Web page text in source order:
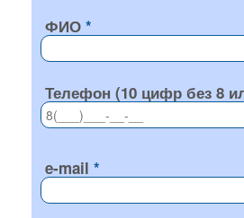
ФИО
Телефон (10 цифр без 8
e-mail